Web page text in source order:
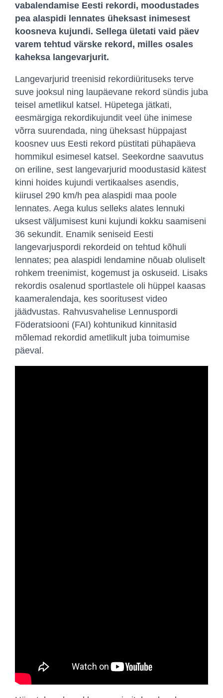
vabalendamise Eesti rekordi, moodustades
pea alaspidi lennates üheksast inimesest
koosneva kujundi. Sellega ületati vaid päev
varem tehtud värske rekord, milles osales
kaheksa langevarjurit.
Langevarjurid treenisid rekordiürituseks terve
suve jooksul ning laupäevane rekord sündis juba
teisel ametlikul katsel. Hüpetega jätkati,
eesmärgiga rekordikujundit veel ühe inimese
võrra suurendada, ning üheksast hüppajast
koosnev uus Eesti rekord püstitati pühapäeva
hommikul esimesel katsel. Seekordne saavutus
on eriline, sest langevarjurid moodustasid kätest
kinni hoides kujundi vertikaalses asendis,
kiirusel 290 km/h pea alaspidi maa poole
lennates. Aega kulus selleks alates lennuki
uksest väljumisest kuni kujundi kokku saamiseni
36 sekundit. Enamik seniseid Eesti
langevarjuspordi rekordeid on tehtud kõhuli
lennates; pea alaspidi lendamine nõuab oluliselt
rohkem treenimist, kogemust ja oskuseid. Lisaks
rekordis osalenud sportlastele oli hüppel kaasas
kaameralendaja, kes sooritusest video
jäädvustas. Rahvusvahelise Lennuspordi
Föderatsiooni (FAI) kohtunikud kinnitasid
mõlemad rekordid ametlikult juba toimumise
päeval.